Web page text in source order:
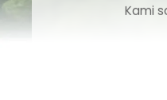
Kami